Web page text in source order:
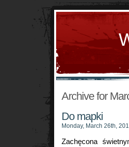
Archive for
Do mapki
Monday, March 26th,
Zachęcona